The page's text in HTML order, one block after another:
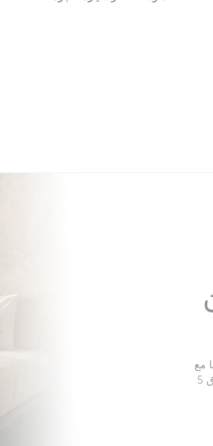
يورو، والتي يمكنك إنفاقها في أي مكان من مساكن عائلية وفنادق 5